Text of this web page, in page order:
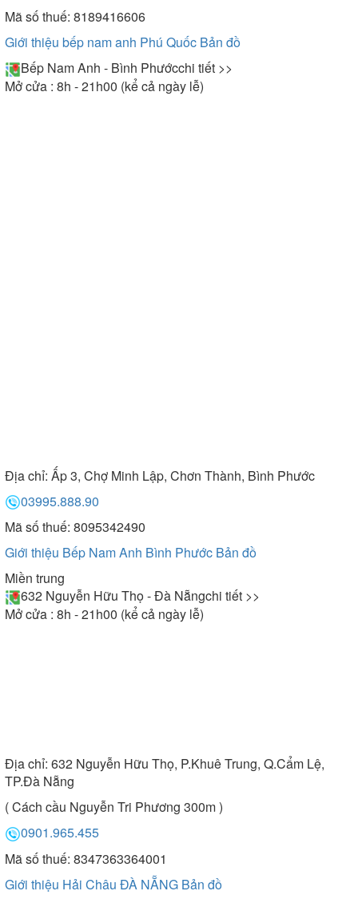
Mã số thuế: 8189416606
Giới thiệu bếp nam anh Phú Quốc Bản đồ
Bếp Nam Anh - Bình Phướcchi tiết >>
Mở cửa : 8h - 21h00 (kể cả ngày lễ)
Địa chỉ: Ấp 3, Chợ Minh Lập, Chơn Thành, Bình Phước
03995.888.90
Mã số thuế: 8095342490
Giới thiệu Bếp Nam Anh Bình Phước Bản đồ
Miền trung
632 Nguyễn Hữu Thọ - Đà Nẵngchi tiết >>
Mở cửa : 8h - 21h00 (kể cả ngày lễ)
Địa chỉ: 632 Nguyễn Hữu Thọ, P.Khuê Trung, Q.Cẩm Lệ,
TP.Đà Nẵng
( Cách cầu Nguyễn Tri Phương 300m )
0901.965.455
Mã số thuế: 8347363364001
Giới thiệu Hải Châu ĐÀ NẴNG Bản đồ